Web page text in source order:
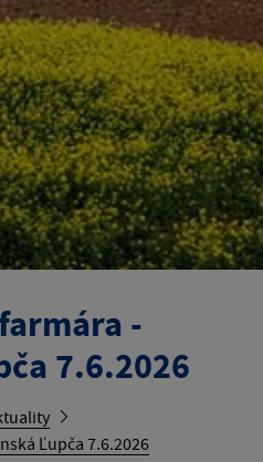
-
7.6.2026
Ľupča 7.6.2026